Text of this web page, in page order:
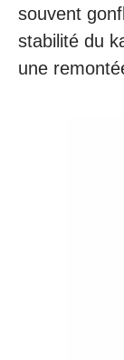
souvent
stabilité du
une